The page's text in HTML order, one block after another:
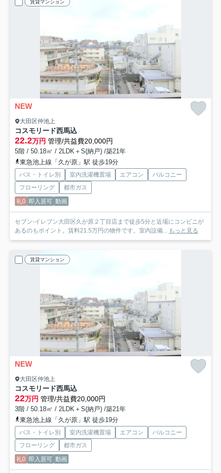
賃貸マンション
NEW
大田区仲池上
コスモリード西馬込
22.2万円 管理/共益費20,000円
5階 / 50.18㎡ / 2LDK＋S(納戸) /築21年
東急池上線「久が原」駅 徒歩19分
バス・トイレ別 室内洗濯機置場 エアコン
バルコニー
フローリング
都市ガス
礼0 即入居可 動画
セブン-イレブン大田区久が原２丁目店まで徒歩5分と近場にコンビニが
あるのもポイント。賃料21.5万円の物件です。室内設備... もっと見る
賃貸マンション
NEW
大田区仲池上
コスモリード西馬込
22万円 管理/共益費20,000円
3階 / 50.18㎡ / 2LDK＋S(納戸) /築21年
東急池上線「久が原」駅 徒歩19分
バス・トイレ別 室内洗濯機置場 エアコン
バルコニー
フローリング
都市ガス
礼0 即入居可 動画